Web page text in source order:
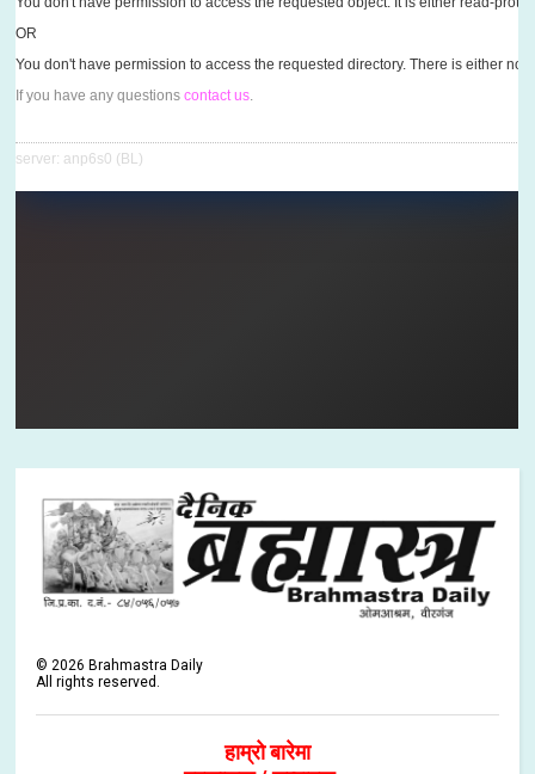
©2026 Brahmastra Daily
All rights reserved.
हाम्रो बारेमा